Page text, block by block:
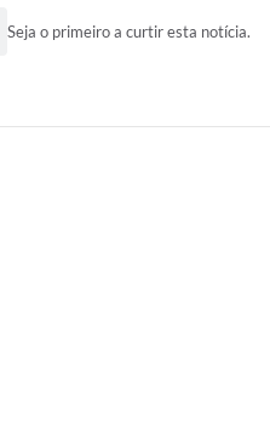
Seja o primeiro a curtir esta notícia.